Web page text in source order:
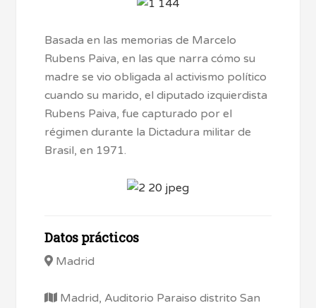
Basada en las memorias de Marcelo
Rubens Paiva, en las que narra cómo su
madre se vio obligada al activismo político
cuando su marido, el diputado izquierdista
Rubens Paiva, fue capturado por el
régimen durante la Dictadura militar de
Brasil, en 1971.
Datos prácticos
Madrid
Madrid, Auditorio Paraiso distrito San